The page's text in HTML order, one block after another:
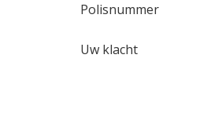
Polisnummer
Uw klacht